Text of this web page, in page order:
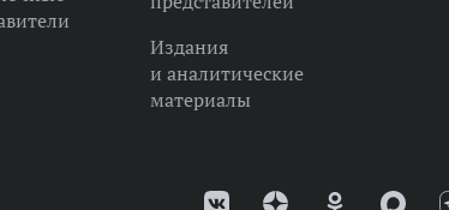
Издания
и аналитические
материалы